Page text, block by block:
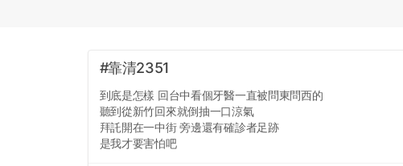
#靠清2351
到底是怎樣 回台中看個牙醫一直被問東問西的
聽到從新竹回來就倒抽一口涼氣
拜託開在一中街 旁邊還有確診者足跡
是我才要害怕吧